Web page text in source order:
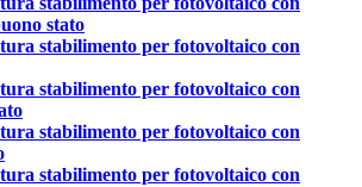
stato
stabilimento per fotovoltaico con
stabilimento per fotovoltaico con
stabilimento per fotovoltaico con
stabilimento per fotovoltaico con